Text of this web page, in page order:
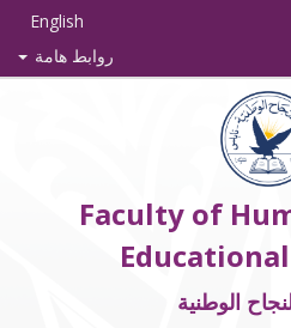
English
روابط هامة
Faculty of
الوطنية